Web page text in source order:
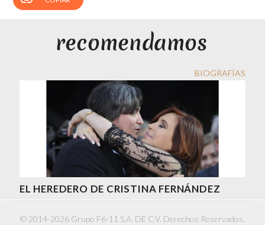
BIOGRAFÍAS
EL HEREDERO DE CRISTINA FERNÁNDEZ
© 2014-2026 Grupo F6-11 S.A. DE C.V. Derechos Reservados.